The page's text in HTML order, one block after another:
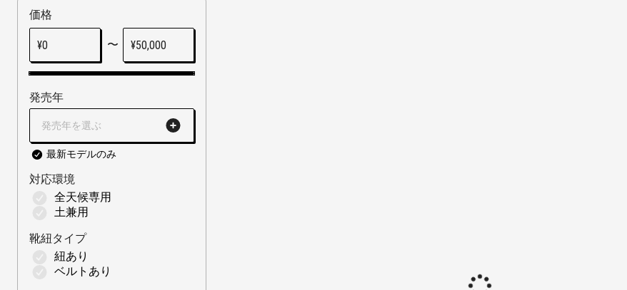
価格
¥0 〜 ¥50,000
発売年
発売年を選ぶ
最新モデルのみ
対応環境
全天候専用
土兼用
靴紐タイプ
紐あり
ベルトあり